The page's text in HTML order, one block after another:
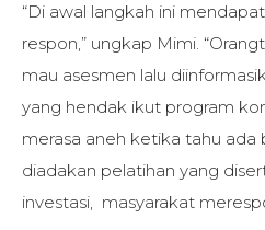
“Di awal langkah ini
respon,” ungkap Mimi.
mau asesmen lalu
yang hendak ikut program
merasa aneh ketika tahu ada
diadakan pelatihan yang
investasi, masyarakat